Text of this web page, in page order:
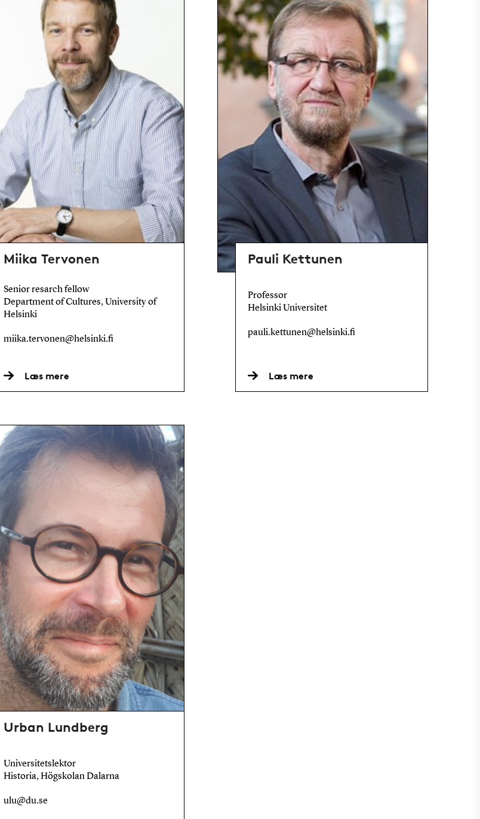
Miika Tervonen
Senior resarch fellow
Department of Cultures, University of
Helsinki
miika.tervonen@helsinki.fi
Læs mere
Pauli Kettunen
Professor
Helsinki Universitet
pauli.kettunen@helsinki.fi
Læs mere
Urban Lundberg
Universitetslektor
Historia, Högskolan Dalarna
ulu@du.se